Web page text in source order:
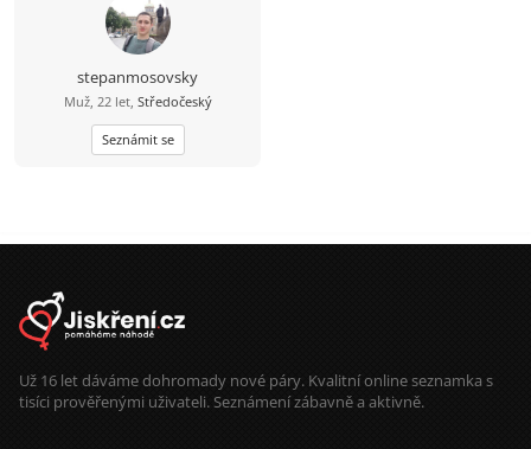
stepanmosovsky
Muž, 22 let, Středočeský
Seznámit se
Už 16 let dáváme dohromady nové páry. Kvalitní online seznamka s
tisíci prověřenými uživateli. Seznámení zábavně a aktivně.